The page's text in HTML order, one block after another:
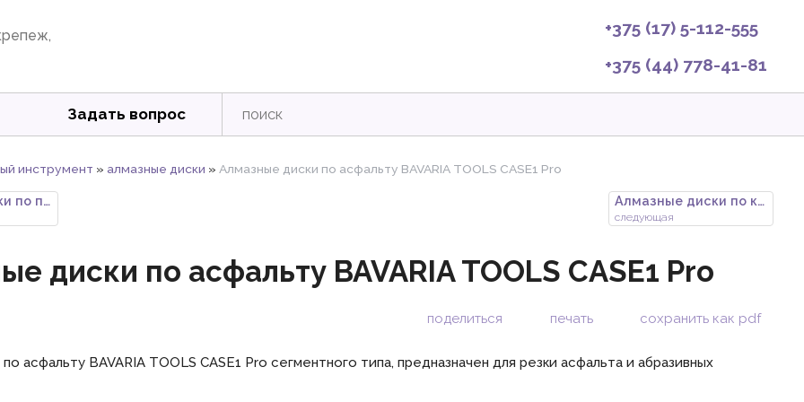
+375 (17) 5-112-555
+375 (44) 778-41-81
Задать вопрос
инструмент » алмазные диски » Алмазные диски по асфальту BAVARIA TOOLS CASE1 Pro
Алмазные диски по пластику, ст Алмазные диски по камню BAVARI
следующая
диски по асфальту BAVARIA TOOLS CASE1 Pro
поделиться печать сохранить как pdf
асфальту BAVARIA TOOLS CASE1 Pro сегментного типа, предназначен для резки асфальта и абразивных